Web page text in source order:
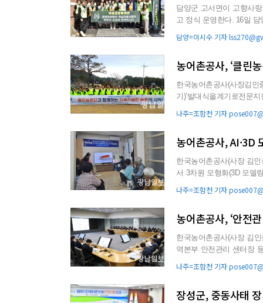
담양군 고서면이 고향사
고 정식 운영한다. 16일 담양군에 따르면 고서면은 거동이 불편한 어르신과 장애인 등 빨래가 어려
담양=이시수 기자
농어촌공사, ‘클린
한국농어촌공사(사장김인
기)’발대식을계기로전문지원기관역할
나주=조함천 기자
농어촌공사, AI·3D
한국농어촌공사(사장 김
서 3차원 모형화(3D 모델
나주=조함천 기자
농어촌공사, ‘안전
한국농어촌공사(사장 김
역본부 안전관리 센터장
나주=조함천 기자
장성군, 중동사태